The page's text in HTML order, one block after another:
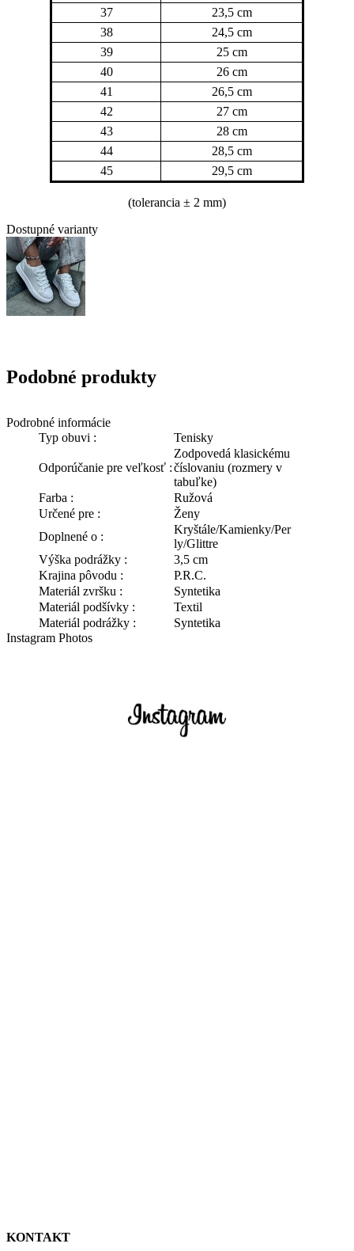
37
23,5 cm
38
24,5 cm
39
25 cm
40
26 cm
41
26,5 cm
42
27 cm
43
28 cm
44
28,5 cm
45
29,5 cm
(tolerancia ± 2 mm)
Dostupné varianty
Podrobné informácie
Typ obuvi :
Tenisky
Odporúčanie pre veľkosť :
Zodpovedá klasickému
číslovaniu (rozmery v
tabuľke)
Farba :
Ružová
Určené pre :
Ženy
Doplnené o :
Kryštále/Kamienky/Per
ly/Glittre
Výška podrážky :
3,5 cm
Krajina pôvodu :
P.R.C.
Materiál zvršku :
Syntetika
Materiál podšívky :
Textil
Materiál podrážky :
Syntetika
Instagram Photos
Podobné produkty
KONTAKT